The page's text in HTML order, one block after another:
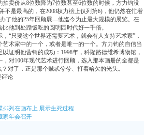
卖价从8位数降为7位数甚至6位数的时候，方力钧没
不是最高的，在2008权力榜上仅列第6)，他仍然在忙着
了他的25年回顾展—他迄今为止最大规模的展览。在
他到处蹭饭吃的圆明园时代好一千倍。
只要这个世界还需要艺术，就会有人支持艺术家”，
术家中的一个，或者是唯一的一个。方力钧的自信当
证明他营销的成功：1998年，科隆路德维希博物馆，
对100年现代艺术进行回顾，选入那本画册的全都是
对了，正是那个贼忒兮兮、打着哈欠的光头。
论
排列在画布上 展示生死过程
家年会召开